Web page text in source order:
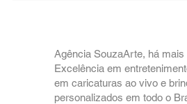
Agência SouzaArte, há mais
Excelência em